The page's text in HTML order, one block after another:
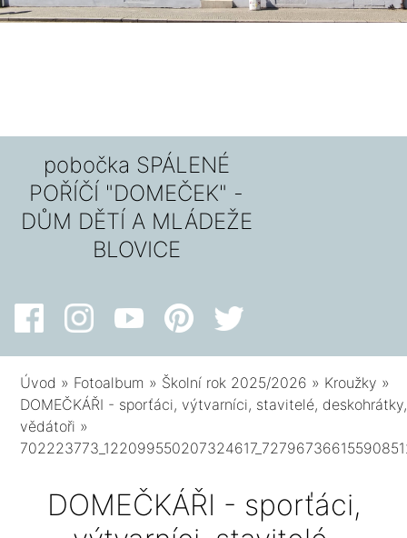
pobočka SPÁLENÉ
POŘÍČÍ "DOMEČEK" -
DŮM DĚTÍ A MLÁDEŽE
BLOVICE
Úvod » Fotoalbum » Školní rok 2025/2026 » Kroužky »
DOMEČKÁŘI - sporťáci, výtvarníci, stavitelé, deskohrátky,
vědátoři »
DOMEČKÁŘI - sporťáci,